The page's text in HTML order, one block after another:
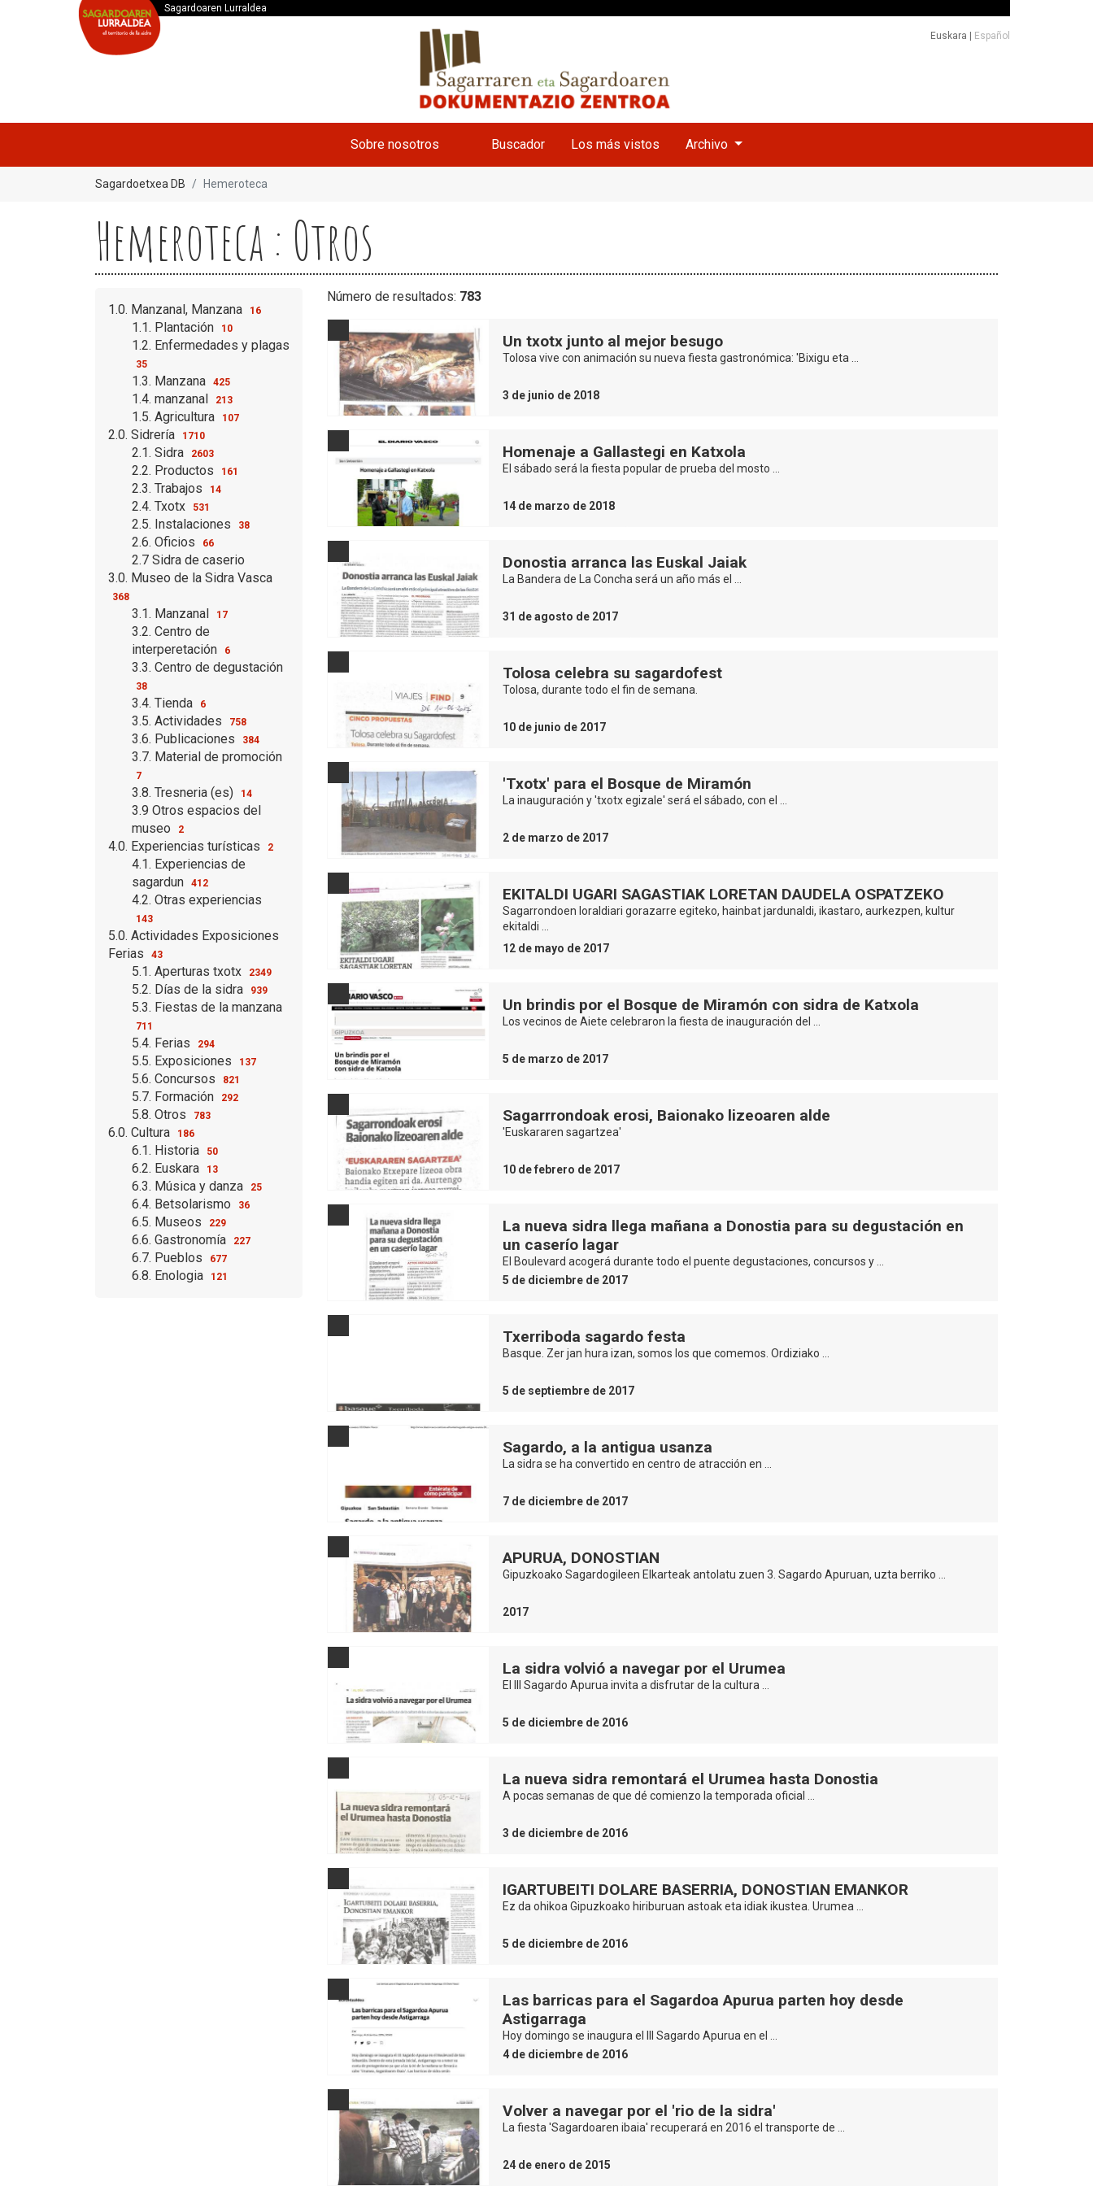
Sagardoaren Lurraldea
Euskara Español
Sobre nosotros Buscador Los más vistos Archivo
Sagardoetxea DB Hemeroteca
Hemeroteca : Otros
1.0. Manzanal, Manzana 16
1.1. Plantación 10
1.2. Enfermedades y plagas
35
1.3. Manzana 425
1.4. manzanal 213
1.5. Agricultura 107
2.0. Sidrería 1710
2.1. Sidra 2603
2.2. Productos 161
2.3. Trabajos 14
2.4. Txotx 531
2.5. Instalaciones 38
2.6. Oficios 66
2.7 Sidra de caserio
3.0. Museo de la Sidra Vasca
368
3.1. Manzanal 17
3.2. Centro de
interperetación
6
3.3. Centro de degustación
38
3.4. Tienda 6
3.5. Actividades 758
3.6. Publicaciones 384
3.7. Material de promoción
7
3.8. Tresneria (es) 14
3.9 Otros espacios del
museo
2
4.0. Experiencias turísticas 2
4.1. Experiencias de
sagardun
412
4.2. Otras experiencias
143
5.0. Actividades Exposiciones
Ferias
43
5.1. Aperturas txotx 2349
5.2. Días de la sidra 939
5.3. Fiestas de la manzana
711
5.4. Ferias 294
5.5. Exposiciones 137
5.6. Concursos 821
5.7. Formación 292
5.8. Otros 783
6.0. Cultura 186
6.1. Historia 50
6.2. Euskara 13
6.3. Música y danza 25
6.4. Betsolarismo 36
6.5. Museos 229
6.6. Gastronomía 227
6.7. Pueblos 677
6.8. Enologia 121
Número de resultados: 783
Un txotx junto al mejor besugo
Tolosa vive con animación su nueva fiesta gastronómica: 'Bixigu eta …
3 de junio de 2018
Homenaje a Gallastegi en Katxola
El sábado será la fiesta popular de prueba del mosto …
14 de marzo de 2018
Donostia arranca las Euskal Jaiak
La Bandera de La Concha será un año más el …
31 de agosto de 2017
Tolosa celebra su sagardofest
Tolosa, durante todo el fin de semana.
10 de junio de 2017
'Txotx' para el Bosque de Miramón
La inauguración y 'txotx egizale' será el sábado, con el …
2 de marzo de 2017
EKITALDI UGARI SAGASTIAK LORETAN DAUDELA OSPATZEKO
Sagarrondoen loraldiari gorazarre egiteko, hainbat jardunaldi, ikastaro, aurkezpen, kultur
ekitaldi …
12 de mayo de 2017
Un brindis por el Bosque de Miramón con sidra de Katxola
Los vecinos de Aiete celebraron la fiesta de inauguración del …
5 de marzo de 2017
Sagarrrondoak erosi, Baionako lizeoaren alde
'Euskararen sagartzea'
10 de febrero de 2017
La nueva sidra llega mañana a Donostia para su degustación en
un caserío lagar
El Boulevard acogerá durante todo el puente degustaciones, concursos y …
5 de diciembre de 2017
Txerriboda sagardo festa
Basque. Zer jan hura izan, somos los que comemos. Ordiziako …
5 de septiembre de 2017
Sagardo, a la antigua usanza
La sidra se ha convertido en centro de atracción en …
7 de diciembre de 2017
APURUA, DONOSTIAN
Gipuzkoako Sagardogileen Elkarteak antolatu zuen 3. Sagardo Apuruan, uzta berriko …
2017
La sidra volvió a navegar por el Urumea
El III Sagardo Apurua invita a disfrutar de la cultura …
5 de diciembre de 2016
La nueva sidra remontará el Urumea hasta Donostia
A pocas semanas de que dé comienzo la temporada oficial …
3 de diciembre de 2016
IGARTUBEITI DOLARE BASERRIA, DONOSTIAN EMANKOR
Ez da ohikoa Gipuzkoako hiriburuan astoak eta idiak ikustea. Urumea …
5 de diciembre de 2016
Las barricas para el Sagardoa Apurua parten hoy desde
Astigarraga
Hoy domingo se inaugura el III Sagardo Apurua en el …
4 de diciembre de 2016
Volver a navegar por el 'rio de la sidra'
La fiesta 'Sagardoaren ibaia' recuperará en 2016 el transporte de …
24 de enero de 2015